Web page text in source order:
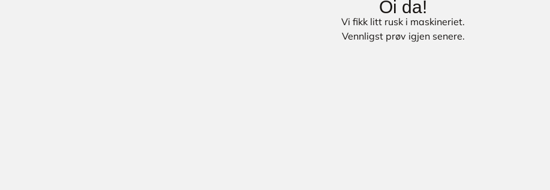
Oi da!
Vi fikk litt rusk i maskineriet.
Vennligst prøv igjen senere.